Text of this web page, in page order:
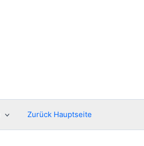
Zurück Hauptseite